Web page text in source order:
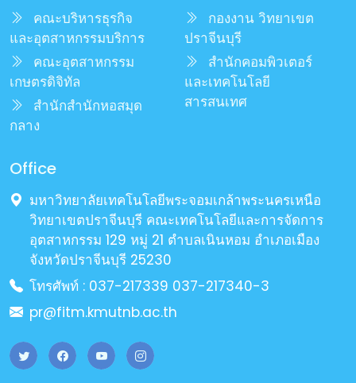
และอุตสาหกรรมบริการ
เกษตรดิจิทัล
กลาง
ปราจีนบุรี
และเทคโนโลยี
สารสนเทศ
Office
มหาวิทยาลัยเทคโนโลยีพระจอมเกล้าพระนครเหนือ
วิทยาเขตปราจีนบุรี คณะเทคโนโลยีและการจัดการ
อุตสาหกรรม 129 หมู่ 21 ตำบลเนินหอม อำเภอเมือง
จังหวัดปราจีนบุรี 25230
โทรศัพท์ : 037-217339 037-217340-3
pr@fitm.kmutnb.ac.th